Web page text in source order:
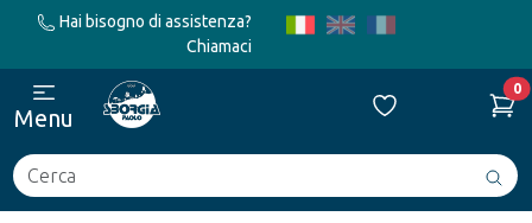
Hai bisogno di assistenza?
Chiamaci
Cerca
0
Menu